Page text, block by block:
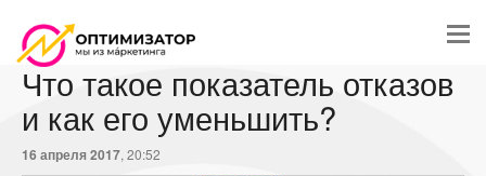
Что такое показатель отказов
и как его уменьшить?
16 апреля 2017, 20:52